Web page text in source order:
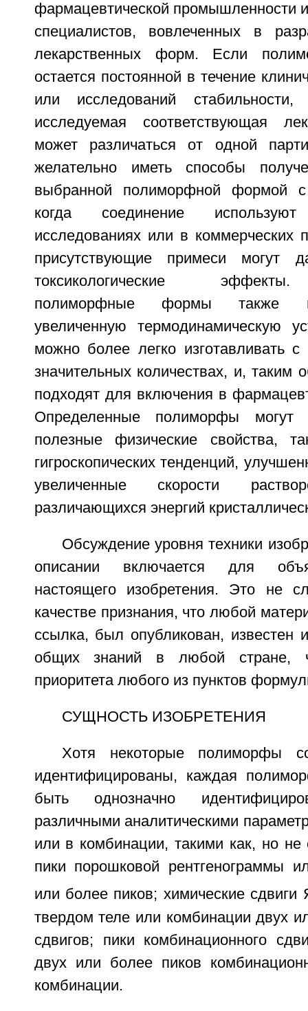
фармацевтической промышленности
специалистов, вовлеченных в
лекарственных форм. Если
остается постоянной в течение
или исследований
исследуемая соответствующая
может различаться от одной
желательно иметь способы
выбранной полиморфной формой с
когда соединение
исследованиях или в коммерческих
присутствующие примеси могут
токсикологические
полиморфные формы также
увеличенную термодинамическую
можно более легко изготавливать
значительных количествах, и, таким
подходят для включения в
Определенные полиморфы могут
полезные физические свойства,
гигроскопических тенденций,
увеличенные скорости
различающихся энергий
Обсуждение уровня техники
описании включается для
настоящего изобретения. Это не
качестве признания, что любой
ссылка, был опубликован, известен
общих знаний в любой стране,
приоритета любого из пунктов
СУЩНОСТЬ ИЗОБРЕТЕНИЯ
Хотя некоторые полиморфы
идентифицированы, каждая
быть однозначно
различными аналитическими
или в комбинации, такими как, но не
пики порошковой рентгенограммы
или более пиков; химические
твердом теле или комбинации двух
сдвигов; пики комбинационного
двух или более пиков
комбинации.